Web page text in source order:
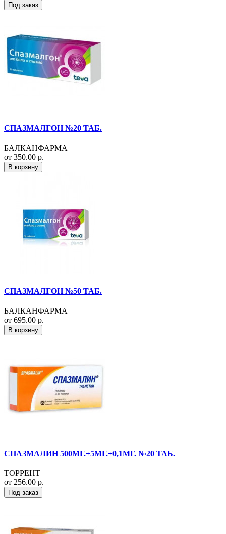
Под заказ
СПАЗМАЛГОН №20 ТАБ.
БАЛКАНФАРМА
от 350.00 р.
В корзину
СПАЗМАЛГОН №50 ТАБ.
БАЛКАНФАРМА
от 695.00 р.
В корзину
СПАЗМАЛИН 500МГ.+5МГ.+0,1МГ. №20 ТАБ.
ТОРРЕНТ
от 256.00 р.
Под заказ